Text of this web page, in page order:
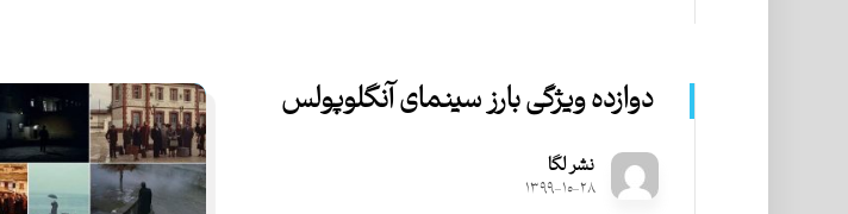
دوازده ویژگی بارز سینمای آنگلوپولس
نشر لگا
۱۳۹۹-۱۰-۲۸